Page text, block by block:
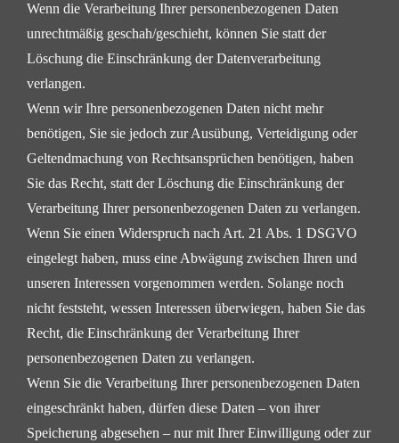
Wenn die Verarbeitung Ihrer personenbezogenen Daten
unrechtmäßig geschah/geschieht, können Sie statt der
Löschung die Einschränkung der Datenverarbeitung
verlangen.
Wenn wir Ihre personenbezogenen Daten nicht mehr
benötigen, Sie sie jedoch zur Ausübung, Verteidigung oder
Geltendmachung von Rechtsansprüchen benötigen, haben
Sie das Recht, statt derLöschung die Einschränkung der
Verarbeitung Ihrer personenbezogenen Daten zu verlangen.
Wenn Sie einen Widerspruch nach Art. 21 Abs. 1 DSGVO
eingelegt haben, muss eine Abwägung zwischen Ihren und
unseren Interessen vorgenommen werden. Solange noch
nicht feststeht, wessen Interessen überwiegen, haben Sie das
Recht, die Einschränkung der Verarbeitung Ihrer
personenbezogenen Daten zu verlangen.
Wenn Sie die Verarbeitung Ihrer personenbezogenen Daten
eingeschränkt haben, dürfen diese Daten – von ihrer
Speicherung abgesehen – nur mit Ihrer Einwilligung oder zur